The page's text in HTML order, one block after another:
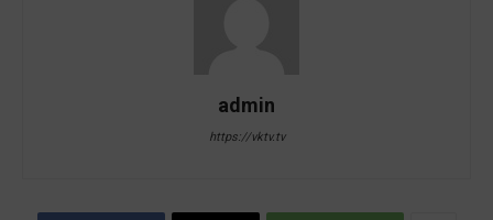
admin
https://vktv.tv